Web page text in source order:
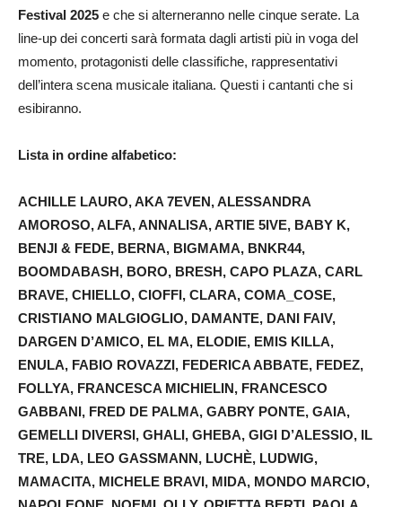
Festival 2025 e che si alterneranno nelle cinque serate. La
line-up dei concerti sarà formata dagli artisti più in voga del
momento, protagonisti delle classifiche, rappresentativi
dell’intera scena musicale italiana. Questi i cantanti che si
esibiranno.
Lista in ordine alfabetico:
ACHILLE LAURO, AKA 7EVEN, ALESSANDRA
AMOROSO, ALFA, ANNALISA, ARTIE 5IVE, BABY K,
BENJI & FEDE, BERNA, BIGMAMA, BNKR44,
BOOMDABASH, BORO, BRESH, CAPO PLAZA, CARL
BRAVE, CHIELLO, CIOFFI, CLARA, COMA_COSE,
CRISTIANO MALGIOGLIO, DAMANTE, DANI FAIV,
DARGEN D’AMICO, EL MA, ELODIE, EMIS KILLA,
ENULA, FABIO ROVAZZI, FEDERICA ABBATE, FEDEZ,
FOLLYA, FRANCESCA MICHIELIN, FRANCESCO
GABBANI, FRED DE PALMA, GABRY PONTE, GAIA,
GEMELLI DIVERSI, GHALI, GHEBA, GIGI D’ALESSIO, IL
TRE, LDA, LEO GASSMANN, LUCHÈ, LUDWIG,
MAMACITA, MICHELE BRAVI, MIDA, MONDO MARCIO,